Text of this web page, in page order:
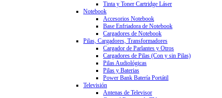
Tinta y Toner Cartridge Láser
Notebook
Accesorios Notebook
Base Enfriadora de Notebook
Cargadores de Notebook
Pilas, Cargadores, Transformadores
Cargador de Parlantes y Otros
Cargadores de Pilas (Con y sin Pilas)
Pilas Audiológicas
Pilas y Baterias
Power Bank Batería Portátil
Televisión
Antenas de Televisor